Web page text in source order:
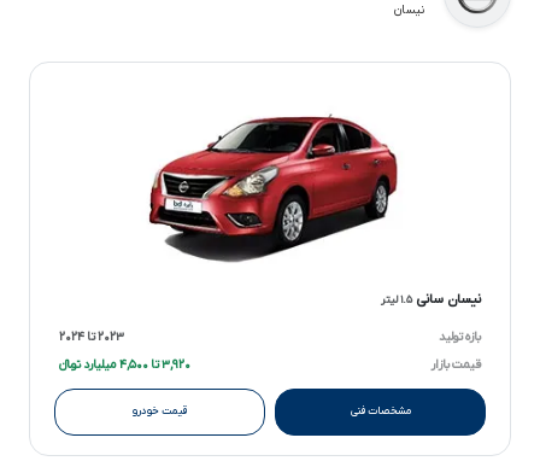
نیسان
نیسان سانی۱.۵ لیتر
بازه تولید
۲۰۲۳ تا ۲۰۲۴
قیمت بازار
۳,۹۲۰ تا ۴,۵۰۰ میلیارد تومانءءء
مشخصات فنی قیمت خودرو